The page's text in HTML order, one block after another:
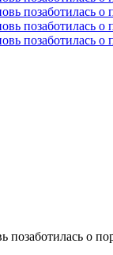
позаботилась о